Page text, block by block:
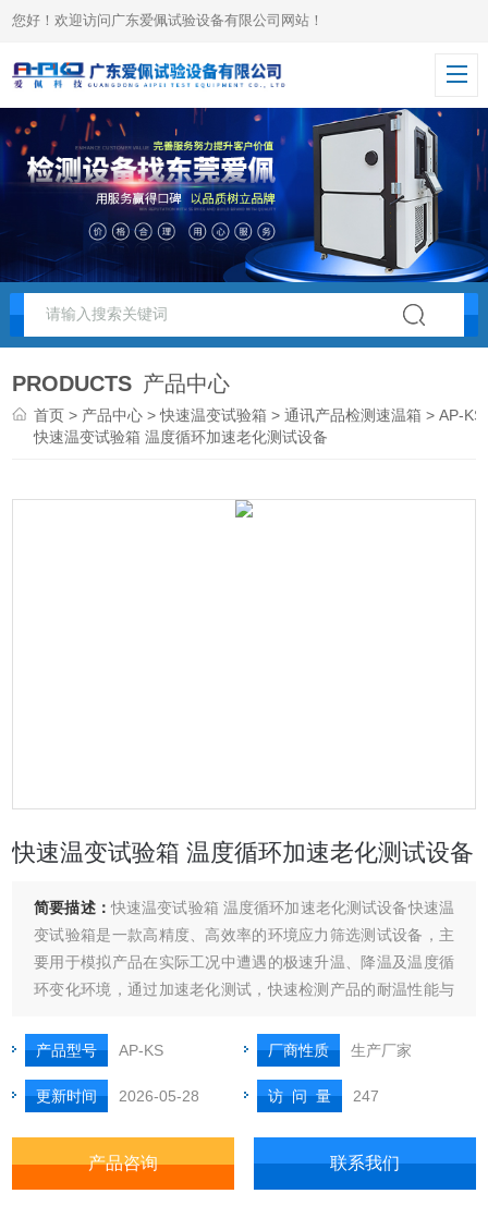
您好！欢迎访问广东爱佩试验设备有限公司网站！
PRODUCTS 产品中心
首页 > 产品中心 >快速温变试验箱 >通讯产品检测速温箱 > AP-KS
快速温变试验箱 温度循环加速老化测试设备
快速温变试验箱 温度循环加速老化测试设备
简要描述：快速温变试验箱 温度循环加速老化测试设备快速温
变试验箱是一款高精度、高效率的环境应力筛选测试设备，主
要用于模拟产品在实际工况中遭遇的极速升温、降温及温度循
环变化环境，通过加速老化测试，快速检测产品的耐温性能与
与品控的核心设备。
产品型号 AP-KS 厂商性质 生产厂家
更新时间 2026-05-28 访 问 量 247
产品咨询 联系我们